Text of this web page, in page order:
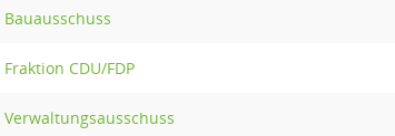
Bauausschuss
Fraktion CDU/FDP
Verwaltungsausschuss